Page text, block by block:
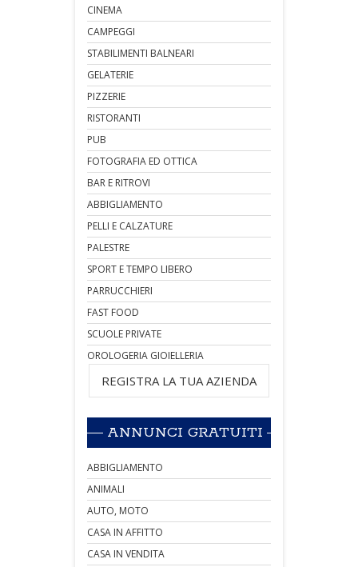
CINEMA
CAMPEGGI
STABILIMENTI BALNEARI
GELATERIE
PIZZERIE
RISTORANTI
PUB
FOTOGRAFIA ED OTTICA
BAR E RITROVI
ABBIGLIAMENTO
PELLI E CALZATURE
PALESTRE
SPORT E TEMPO LIBERO
PARRUCCHIERI
FAST FOOD
SCUOLE PRIVATE
OROLOGERIA GIOIELLERIA
REGISTRA LA TUA AZIENDA
ANNUNCI GRATUITI
ABBIGLIAMENTO
ANIMALI
AUTO, MOTO
CASA IN AFFITTO
CASA IN VENDITA